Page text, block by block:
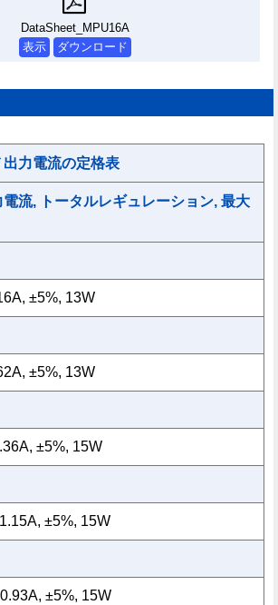
DataSheet_MPU16A
表示
ダウンロード
出力電流の定格表
流, トータルレギュレーション, 最大
±5%, 13W
±5%, 13W
±5%, 15W
±5%, 15W
±5%, 15W